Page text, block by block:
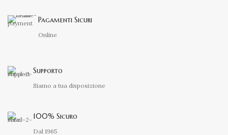
Pagamenti Sicuri
Online
Supporto
Siamo a tua disposizione
100% Sicuro
Dal 1965